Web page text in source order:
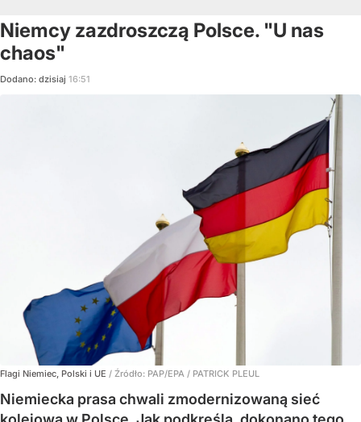
Niemcy zazdroszczą Polsce. "U nas
chaos"
Dodano: dzisiaj 16:51
Flagi Niemiec, Polski i UE / Źródło: PAP/EPA / PATRICK PLEUL
Niemiecka prasa chwali zmodernizowaną sieć